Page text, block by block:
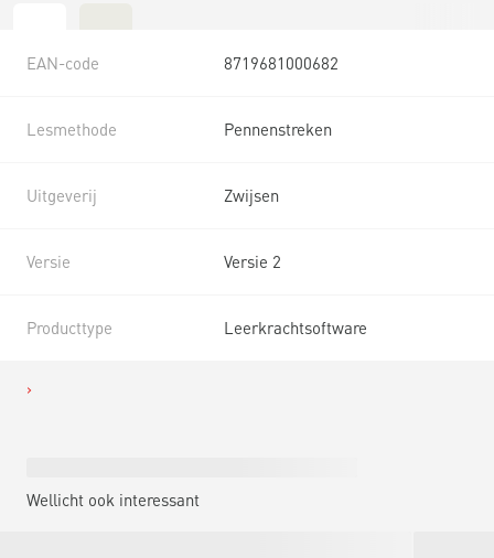
EAN-code 8719681000682
Lesmethode Pennenstreken
Uitgeverij Zwijsen
Versie Versie 2
Producttype Leerkrachtsoftware
Wellicht ook interessant